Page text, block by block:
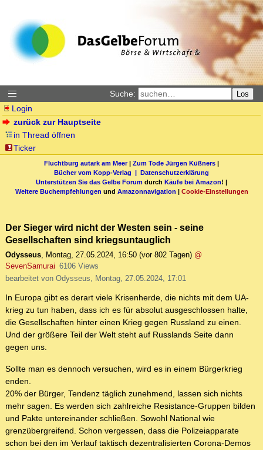
Suche: Los
Login
zurück zur Hauptseite
in Thread öffnen
Ticker
Fluchtburg autark am Meer| Zum Tode Jürgen Küßners |
Bücher vom Kopp-Verlag | Datenschutzerklärung
Unterstützen Sie das Gelbe Forum durch Käufe bei Amazon! |
Weitere Buchempfehlungen und Amazonnavigation | Cookie-Einstellungen
Der Sieger wird nicht der Westen sein - seine
Gesellschaften sind kriegsuntauglich
Odysseus, Montag, 27.05.2024, 16:50 (vor 802 Tagen) @
SevenSamurai 6106 Views
bearbeitet von Odysseus, Montag, 27.05.2024, 17:01
In Europa gibt es derart viele Krisenherde, die nichts mit dem UA-
krieg zu tun haben, dass ich es für absolut ausgeschlossen halte,
die Gesellschaften hinter einen Krieg gegen Russland zu einen.
Und der größere Teil der Welt steht auf Russlands Seite dann
gegen uns.
Sollte man es dennoch versuchen, wird es in einem Bürgerkrieg
enden.
20% der Bürger, Tendenz täglich zunehmend, lassen sich nichts
mehr sagen. Es werden sich zahlreiche Resistance-Gruppen bilden
und Pakte untereinander schließen. Sowohl National wie
grenzübergreifend. Schon vergessen, dass die Polizeiapparate
schon bei den im Verlauf taktisch dezentralisierten Corona-Demos